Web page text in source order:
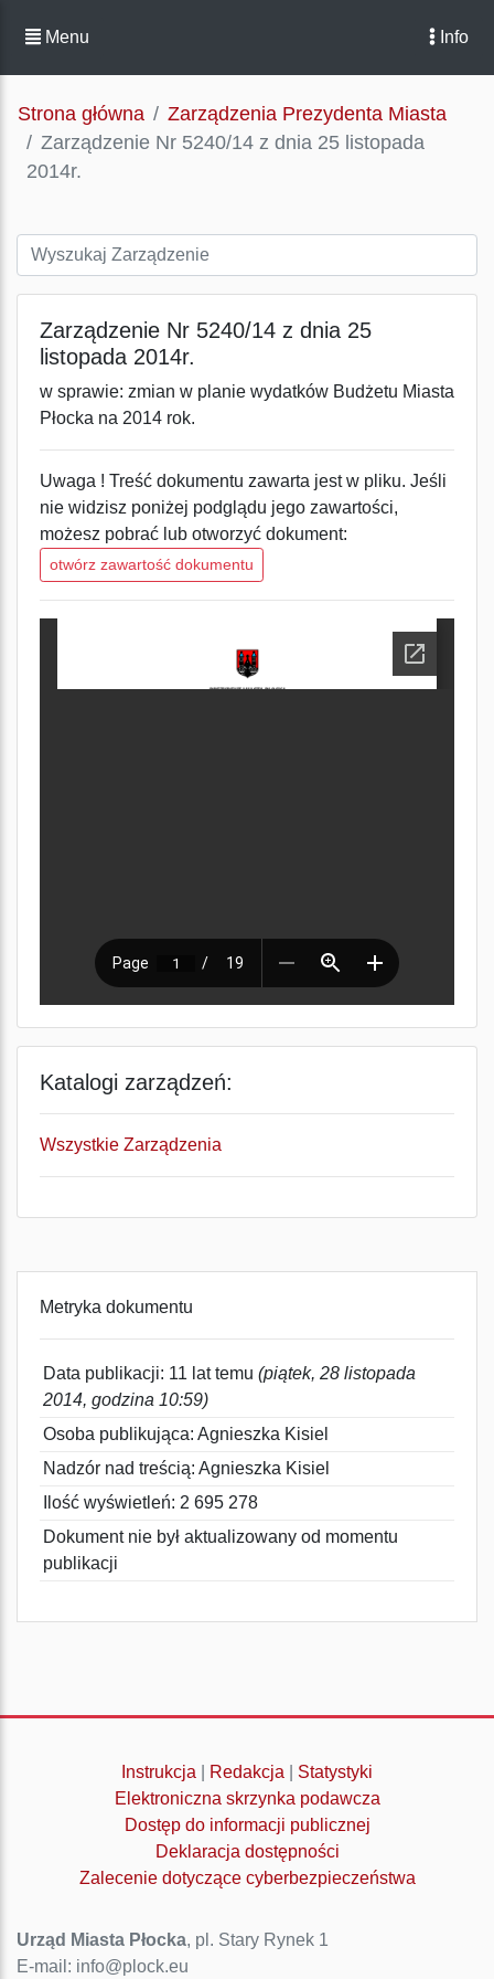
Menu Info
Strona główna
Zarządzenia Prezydenta Miasta
Zarządzenie Nr 5240/14 z dnia 25 listopada
2014r.
Zarządzenie Nr 5240/14 z dnia 25
listopada 2014r.
w sprawie: zmian w planie wydatków Budżetu Miasta
Płocka na 2014 rok.
Uwaga ! Treść dokumentu zawarta jest w pliku. Jeśli
nie widzisz poniżej podglądu jego zawartości,
możesz pobrać lub otworzyć dokument:
otwórz zawartość dokumentu
Katalogi zarządzeń:
Wszystkie Zarządzenia
Metryka dokumentu
Data publikacji: 11 lat temu (piątek, 28 listopada
2014, godzina 10:59)
Osoba publikująca: Agnieszka Kisiel
Nadzór nad treścią: Agnieszka Kisiel
Ilość wyświetleń: 2 695 278
Dokument nie był aktualizowany od momentu
publikacji
Instrukcja Redakcja
Statystyki
Elektroniczna skrzynka podawcza
Dostęp do informacji publicznej
Deklaracja dostępności
Zalecenie dotyczące cyberbezpieczeństwa
Urząd Miasta Płocka, pl. Stary Rynek 1
E-mail: info@plock.eu